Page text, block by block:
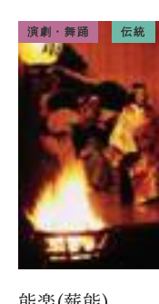
演劇・舞踊 伝統